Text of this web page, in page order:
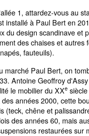
1, attardez-vous au
installé à Paul Bert en
du design scandinave et
des chaises et autres
fauteuils).
marché Paul Bert, on
Antoine Geoffroy
le mobilier du XXe
années 2000, cette
(teck, chêne et
des années 60, mais
restaurées sur